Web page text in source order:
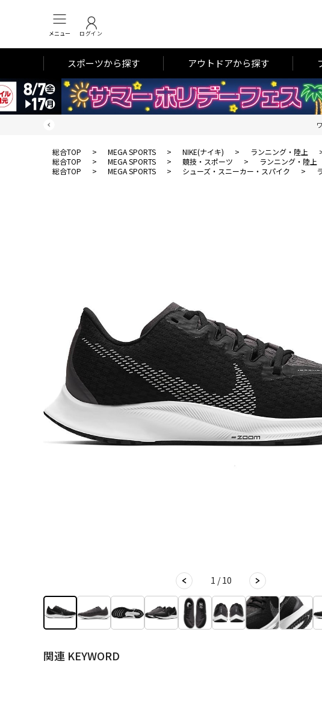
メニュー ログイン
スポーツから探す アウトドアから探す
総合TOP > MEGA SPORTS > NIKE(ナイキ) > ランニング・陸上
総合TOP
> MEGA SPORTS > 競技・スポーツ > ランニング・陸上
総合TOP
> MEGA SPORTS > シューズ・スニーカー・スパイク >
1 / 10
関連 KEYWORD